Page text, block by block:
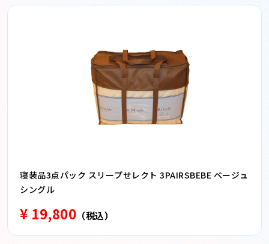
寝装品3点パック スリープせレクト 3PAIRSBEBE ベージュ
シングル
¥ 19,800 （税込）